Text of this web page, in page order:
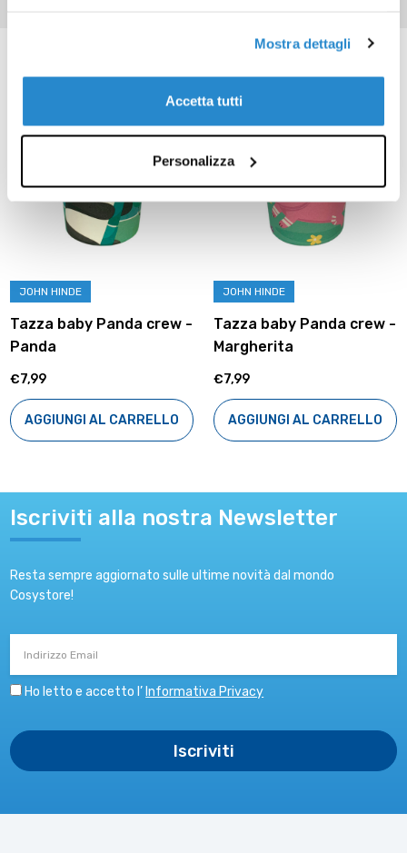
Mostra dettagli
Accetta tutti
Personalizza
JOHN HINDE
Tazza baby Panda crew -
Panda
€7,99
AGGIUNGI AL CARRELLO
JOHN HINDE
Tazza baby Panda crew -
Margherita
€7,99
AGGIUNGI AL CARRELLO
Iscriviti alla nostra Newsletter
Resta sempre aggiornato sulle ultime novità dal mondo
Cosystore!
Ho letto e accetto l’ Informativa Privacy